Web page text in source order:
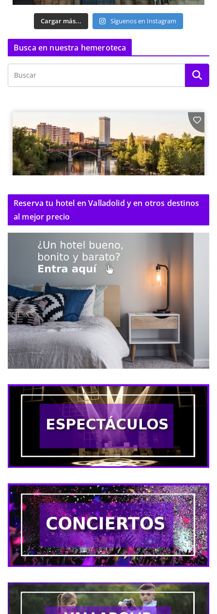
Cargar más... Síguenos en Instagram
Busca en nuestra hemeroteca
Reserva tu hotel en Valladolid y en otros destinos
al mejor precio